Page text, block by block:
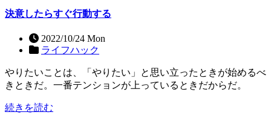
決意したらすぐ行動する
2022/10/24 Mon
ライフハック
やりたいことは、「やりたい」と思い立ったときが始めるべ
きときだ。一番テンションが上っているときだからだ。
続きを読む